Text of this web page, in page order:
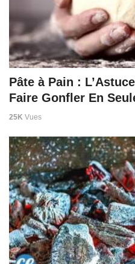
Pâte à Pain :
Faire Gonfler En
25K Vues